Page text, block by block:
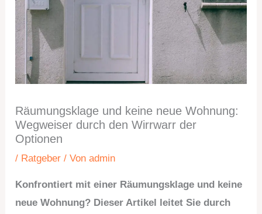
Räumungsklage und keine neue Wohnung:
Wegweiser durch den Wirrwarr der
Optionen
/ Ratgeber / Vonadmin
Konfrontiert mit einer Räumungsklage und keine
neue Wohnung? Dieser Artikel leitet Sie durch